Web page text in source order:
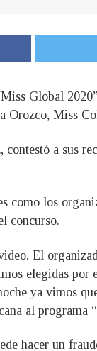
Global
Orozco, Miss
a sus
los
concurso.
El
elegidas
ya vimos
al programa
hacer un